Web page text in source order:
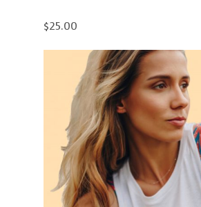
$25.00